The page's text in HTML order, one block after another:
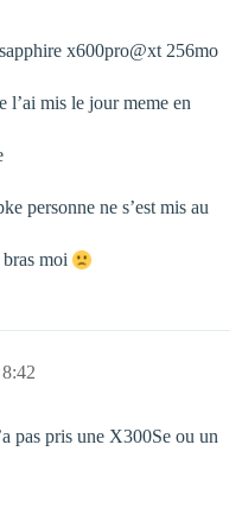
x600pro@xt 256mo
l’ai mis le jour meme en
personne ne s’est mis au
bras moi
pas pris une X300Se ou un